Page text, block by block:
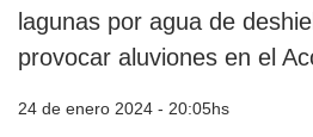
lagunas por agua de
provocar aluviones en el
24 de enero 2024 - 20:05hs